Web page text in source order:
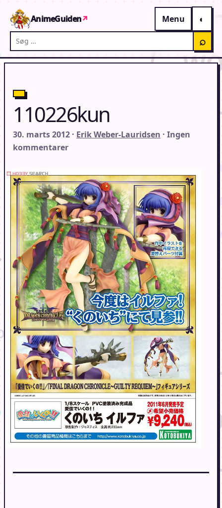
AnimeGuiden↗
Menu
Søg på AnimeGuiden
⌕
110226kun
30. marts 2012 · Erik Weber-Lauridsen · Ingen
kommentarer